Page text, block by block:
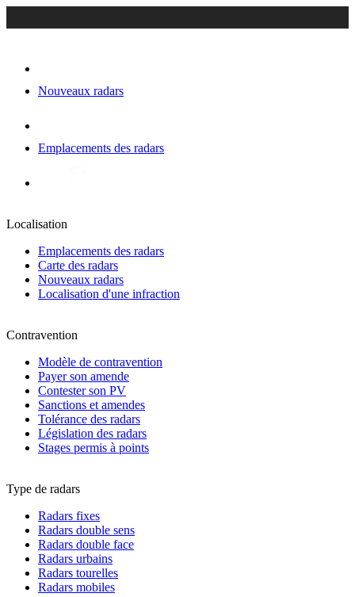
Nouveaux radars
Emplacements des radars
Localisation
Emplacements des radars
Carte des radars
Nouveaux radars
Localisation d'une infraction
Contravention
Modèle de contravention
Payer son amende
Contester son PV
Sanctions et amendes
Tolérance des radars
Législation des radars
Stages permis à points
Type de radars
Radars fixes
Radars double sens
Radars double face
Radars urbains
Radars tourelles
Radars mobiles